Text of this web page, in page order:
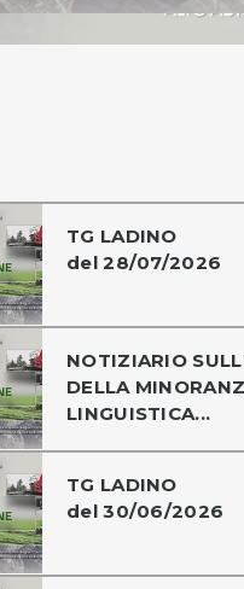
TG LADINO
del 28/07/2026
NOTIZIARIO
DELLA
LINGUISTICA...
TG LADINO
del 30/06/2026